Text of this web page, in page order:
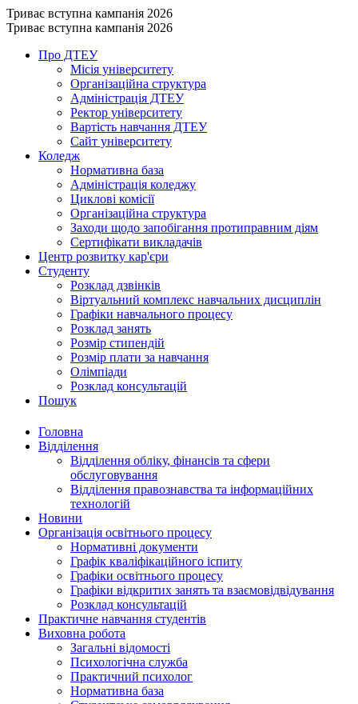
Триває вступна кампанія 2026
Триває вступна кампанія 2026
Про ДТЕУ
Місія університету
Організаційна структура
Адміністрація ДТЕУ
Ректор університету
Вартість навчання ДТЕУ
Сайт університету
Коледж
Нормативна база
Адміністрація коледжу
Циклові комісії
Організаційна структура
Заходи щодо запобігання протиправним діям
Сертифікати викладачів
Центр розвитку кар'єри
Студенту
Розклад дзвінків
Віртуальний комплекс навчальних дисциплін
Графіки навчального процесу
Розклад занять
Розмір стипендій
Розмір плати за навчання
Олімпіади
Розклад консультацій
Пошук
Головна
Відділення
Відділення обліку, фінансів та сфери
обслуговування
Відділення правознавства та інформаційних
технологій
Новини
Організація освітнього процесу
Нормативні документи
Графік кваліфікаційного іспиту
Графіки освітнього процесу
Графіки відкритих занять та взаємовідвідування
Розклад консультацій
Практичне навчання студентів
Виховна робота
Загальні відомості
Психологічна служба
Практичний психолог
Нормативна база